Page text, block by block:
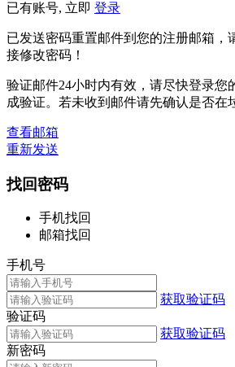
已有账号, 立即 登录
已发送密码重置邮件到您的注册邮箱，
接修改密码！
验证邮件24小时内有效，请尽快登录您
成验证。若未收到邮件请先确认是否在
查看邮箱
重新发送
找回密码
手机找回
邮箱找回
手机号
获取验证码
验证码
获取验证码
新密码